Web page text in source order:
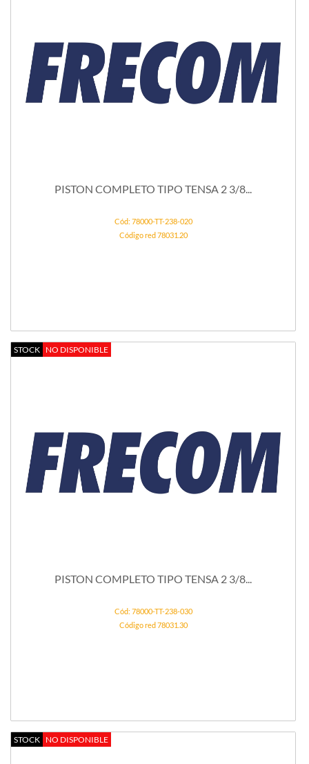
PISTON COMPLETO TIPO TENSA 2 3/8...
Cód: 78000-TT-238-020
Código red 78031.20
STOCK NO DISPONIBLE
PISTON COMPLETO TIPO TENSA 2 3/8...
Cód: 78000-TT-238-030
Código red 78031.30
STOCK NO DISPONIBLE